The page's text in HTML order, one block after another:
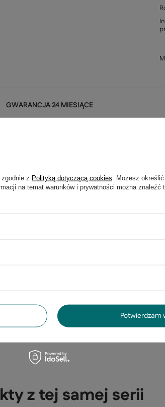
GWARANCJA 24 MIESIĄCE
Masz pytania?
pytania i odpowiedzi publikując dla
innych.
listwa regulowana
z tej samej serii
z Polityką dotyczącą cookies . Możesz
na temat warunków i prywatności można znaleźć
Potwierdzam